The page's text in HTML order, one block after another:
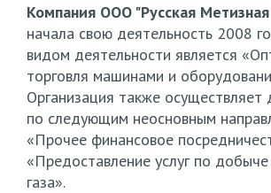
Компания ООО "Русская
начала свою деятельность 2008
видом деятельности является
торговля машинами и
Организация также осуществляет
по следующим неосновным
«Прочее финансовое
«Предоставление услуг по
газа».